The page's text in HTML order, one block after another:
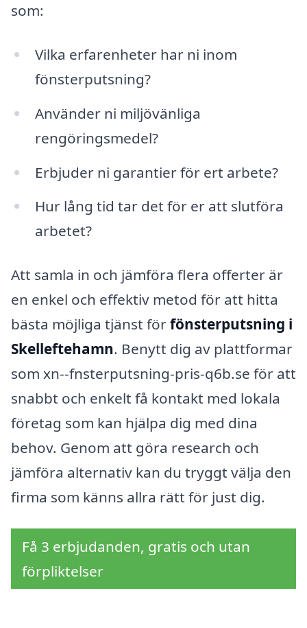
som:
Vilka erfarenheter har ni inom
fönsterputsning?
Använder ni miljövänliga
rengöringsmedel?
Erbjuder ni garantier för ert arbete?
Hur lång tid tar det för er att slutföra
arbetet?
Att samla in och jämföra flera offerter är
en enkel och effektiv metod för att hitta
bästa möjliga tjänst förfönsterputsning i
Skelleftehamn. Benytt dig av plattformar
som xn--fnsterputsning-pris-q6b.se för att
snabbt och enkelt få kontakt med lokala
företag som kan hjälpa dig med dina
behov. Genom att göra research och
jämföra alternativ kan du tryggt välja den
firma som känns allra rätt för just dig.
Få 3 erbjudanden, gratis och utan
förpliktelser